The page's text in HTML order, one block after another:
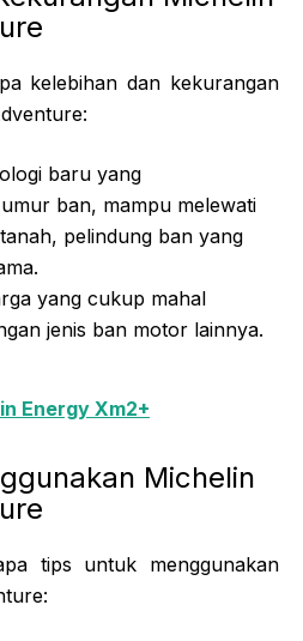
kelebihan dan kekurangan
baru yang
ban, mampu melewati
pelindung ban yang
yang cukup mahal
jenis ban motor lainnya.
Energy Xm2+
Michelin
tips untuk menggunakan